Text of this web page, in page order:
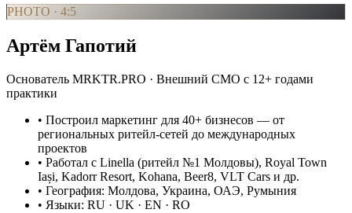
PHOTO · 4:5
Артём Гапотий
Основатель MRKTR.PRO · Внешний CMO с 12+ годами
практики
• Построил маркетинг для 40+ бизнесов — от
региональных ритейл-сетей до международных
проектов
• Работал с Linella (ритейл №1 Молдовы), Royal Town
Iași, Kadorr Resort, Kohana, Beer8, VLT Cars и др.
• География: Молдова, Украина, ОАЭ, Румыния
• Языки: RU · UK · EN · RO